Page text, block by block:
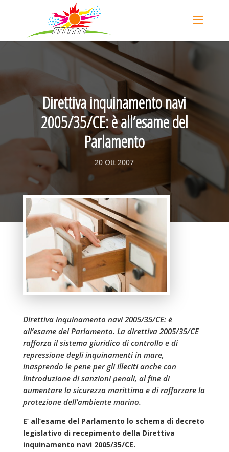
Direttiva inquinamento navi
2005/35/CE: è all’esame del
Parlamento
20 Ott 2007
Direttiva inquinamento navi 2005/35/CE: è
all’esame del Parlamento. La direttiva 2005/35/CE
rafforza il sistema giuridico di controllo e di
repressione degli inquinamenti in mare,
inasprendo le pene per gli illeciti anche con
lintroduzione di sanzioni penali, al fine di
aumentare la sicurezza marittima e di rafforzare la
protezione dell’ambiente marino.
E’ all’esame del Parlamento lo schema di decreto
legislativo di recepimento della Direttiva
inquinamento navi 2005/35/CE.